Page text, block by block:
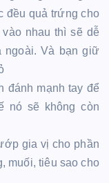
đều quả trứng cho
nhau thì sẽ dễ
ngoài. Và bạn giữ
đánh mạnh tay để
nó sẽ không còn
gia vị cho phần
muối, tiêu sao cho